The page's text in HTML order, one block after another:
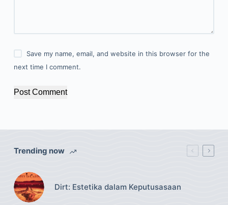
Save my name, email, and website in this browser for the
next time I comment.
Post Comment
Trending now
Dirt: Estetika dalam Keputusasaan